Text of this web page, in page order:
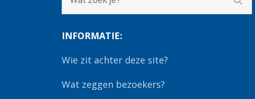
INFORMATIE:
Wie zit achter deze site?
Wat zeggen bezoekers?